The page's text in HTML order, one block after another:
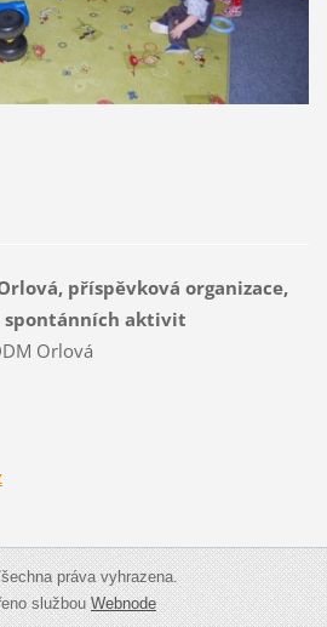
příspěvková organizace,
spontánních aktivit
Orlová
práva vyhrazena.
službouWebnode